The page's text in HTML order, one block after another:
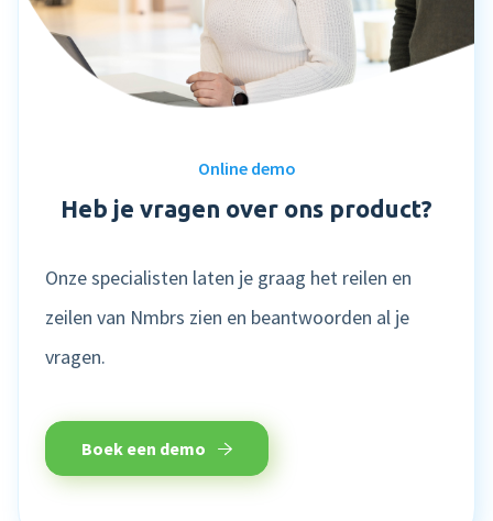
Online demo
Heb je vragen over ons product?
Onze specialisten laten je graag het reilen en
zeilen van Nmbrs zien en beantwoorden al je
vragen.
Boek een demo